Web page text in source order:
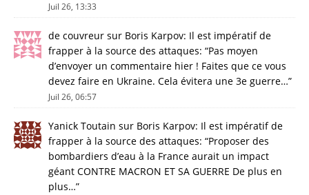
Juil 26, 13:33
de couvreur sur Boris Karpov: Il est impératif de
frapper à la source des attaques: “Pas moyen
d’envoyer un commentaire hier ! Faites que ce vous
devez faire en Ukraine. Cela évitera une 3e guerre…”
Juil 26, 06:57
Yanick Toutain sur Boris Karpov: Il est impératif de
frapper à la source des attaques: “Proposer des
bombardiers d’eau à la France aurait un impact
géant CONTRE MACRON ET SA GUERRE De plus en
plus…”